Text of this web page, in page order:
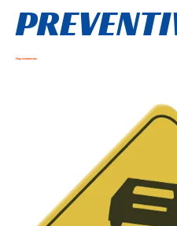
Hay existencias